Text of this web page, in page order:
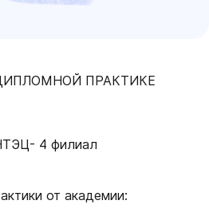
ПРАКТИКЕ
4 филиал
от академии: